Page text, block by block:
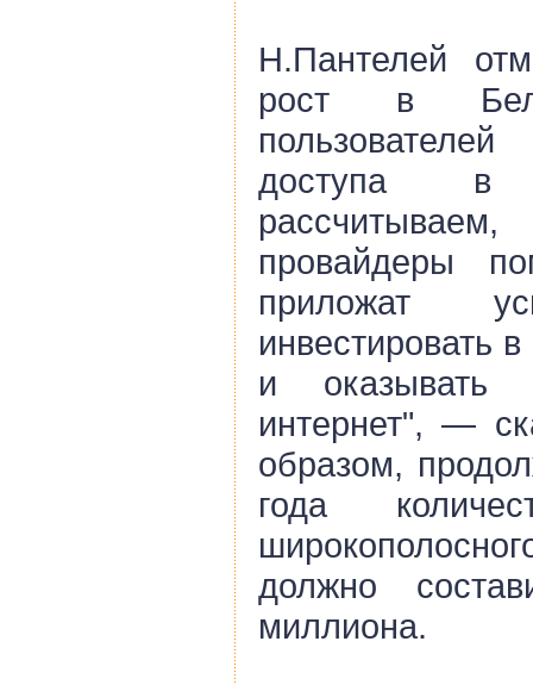
Н.Пантелей
рост в
доступа в
провайдеры
приложат
инвестировать
и оказывать
интернет", —
образом,
года
должно
миллиона.